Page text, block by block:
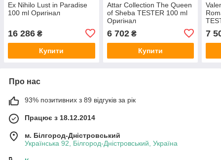
Ex Nihilo Lust in Paradise
100 ml Оригінал
16 286 ₴
Купити
Attar Collection The Queen
of Sheba TESTER 100 ml
Оригінал
6 702₴
Купити
7
Про нас
93% позитивних з 89 відгуків за рік
Працює з 18.12.2014
м. Білгород-Дністровський
Українська 92, Білгород-Дністровський, Україна